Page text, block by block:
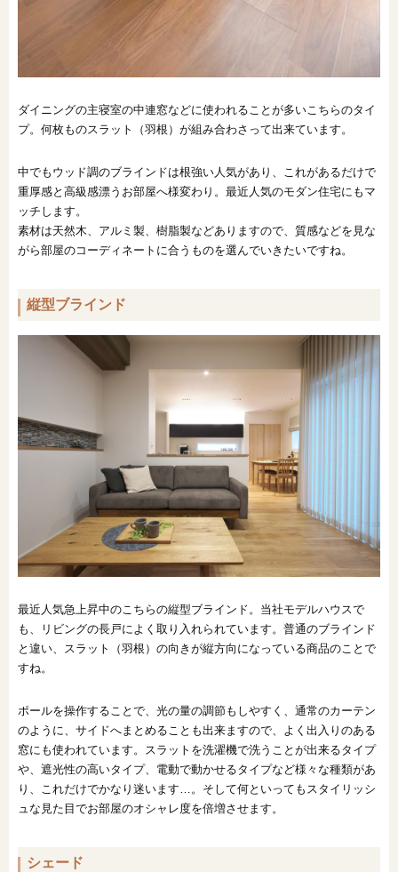
ダイニングの主寝室の中連窓などに使われることが多いこちらのタイ
プ。何枚ものスラット（羽根）が組み合わさって出来ています。
中でもウッド調のブラインドは根強い人気があり、これがあるだけで
重厚感と高級感漂うお部屋へ様変わり。最近人気のモダン住宅にもマ
ッチします。
素材は天然木、アルミ製、樹脂製などありますので、質感などを見な
がら部屋のコーディネートに合うものを選んでいきたいですね。
縦型ブラインド
最近人気急上昇中のこちらの縦型ブラインド。当社モデルハウスで
も、リビングの長戸によく取り入れられています。普通のブラインド
と違い、スラット（羽根）の向きが縦方向になっている商品のことで
すね。
ポールを操作することで、光の量の調節もしやすく、通常のカーテン
のように、サイドへまとめることも出来ますので、よく出入りのある
窓にも使われています。スラットを洗濯機で洗うことが出来るタイプ
や、遮光性の高いタイプ、電動で動かせるタイプなど様々な種類があ
り、これだけでかなり迷います…。そして何といってもスタイリッシ
ュな見た目でお部屋のオシャレ度を倍増させます。
シェード